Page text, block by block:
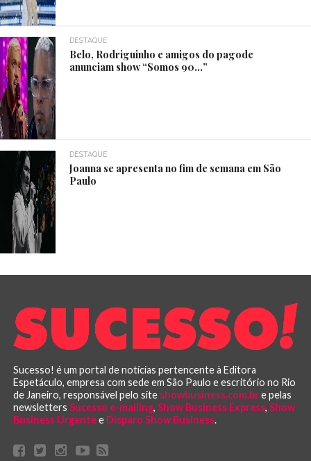
DESTAQUE
Belo, Rodriguinho e amigos do pagode
anunciam show “Somos 90…”
DESTAQUE
Joanna se apresenta no fim de semana em São
Paulo
Sucesso! é um portal de notícias pertencente à Editora
Espetáculo, empresa com sede em São Paulo e escritório no Rio
de Janeiro, responsável pelo site showbusiness.com.bre pelas
newsletters Sucesso e-mailing, Show Business Express, Show
Business Urgentee Disparo Show Business.